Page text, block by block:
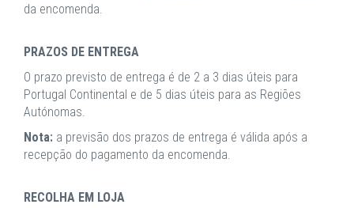
da encomenda.
PRAZOS DE ENTREGA
O prazo previsto de entrega é de 2 a 3 dias úteis para
Portugal Continental e de 5 dias úteis para as Regiões
Autónomas.
Nota: a previsão dos prazos de entrega é válida após a
recepção do pagamento da encomenda.
RECOLHA EM LOJA